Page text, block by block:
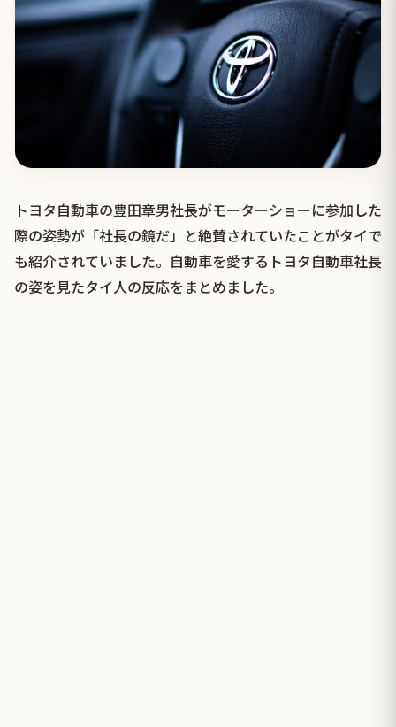
トヨタ自動車の豊田章男社長がモーターショーに参加した
際の姿勢が「社長の鏡だ」と絶賛されていたことがタイで
も紹介されていました。自動車を愛するトヨタ自動車社長
の姿を見たタイ人の反応をまとめました。